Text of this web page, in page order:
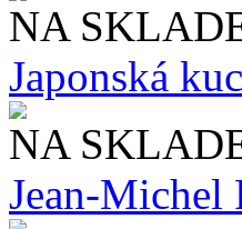
NA
Japonská
NA
Jean-Michel